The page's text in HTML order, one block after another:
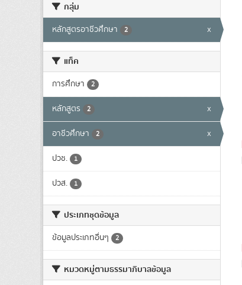
กลุ่ม
หลักสูตรอาชีวศึกษา 2 x
แท็ค
การศึกษา 2
หลักสูตร 2 x
อาชีวศึกษา 2 x
ปวช. 1
ปวส. 1
ประเภทชุดข้อมูล
ข้อมูลประเภทอื่นๆ 2
หมวดหมู่ตามธรรมาภิบาลข้อมูล